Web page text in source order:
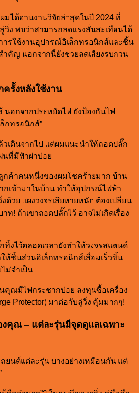
มได้อ่านงานวิจัยล่าสุดในปี 2024 ที่
วิ่ง พบว่าสามารถลดแรงสั่นสะเทือนได้
ารใช้งานอุปกรณ์อิเล็กทรอนิกส์และชิ้น
ำคัญ นอกจากนี้ยังช่วยลดเสียงรบกวน
ครั้งหลังใช้งาน
นอกจากประหยัดไฟ ยังป้องกันไฟ
กทรอนิกส์”
เดินจากไป แต่ผมแนะนำให้ถอดปลั๊ก
นที่มีฟ้าผ่าบ่อย
กค้าคนหนึ่งของผมโชคร้ายมาก บ้าน
กเข้ามาในบ้าน ทำให้อุปกรณ์ไฟฟ้า
ด้วย แผงวงจรเสียหายหนัก ต้องเปลี่ยน
ท! ถ้าเขาถอดปลั๊กไว้ อาจไม่เกิดเรื่อง
ทิ้งไว้ตลอดเวลายังทำให้วงจรสแตนด์
ห้ชิ้นส่วนอิเล็กทรอนิกส์เสื่อมเร็วขึ้น
ม่จำเป็น
คุณมีไฟกระชากบ่อย ลงทุนซื้อเครื่อง
Protector) มาต่อกับลู่วิ่ง คุ้มมากๆ!
คุณ – แต่ละรุ่นมีจุดดูแลเฉพาะ
ยนต์แต่ละรุ่น บางอย่างเหมือนกัน แต่